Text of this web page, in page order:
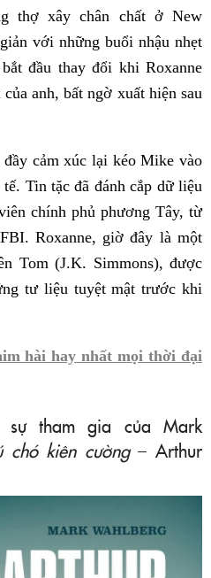
thợ xây chân chất ở New
với những buổi nhậu nhẹt
đầu thay đổi khi Roxanne
anh, bất ngờ xuất hiện sau
cảm xúc lại kéo Mike vào
Tin tặc đã đánh cắp dữ liệu
chính phủ phương Tây, từ
Roxanne, giờ đây là một
Tom (J.K. Simmons), được
tư liệu tuyệt mật trước khi
hài hay nhất mọi thời đại
tham gia của Mark
chó kiên cường– Arthur